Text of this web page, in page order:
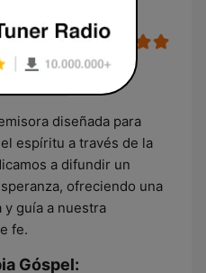
en vivo
diseñada para
espíritu a través de la
a difundir un
ofreciendo una
guía a nuestra
fe.
Góspel: